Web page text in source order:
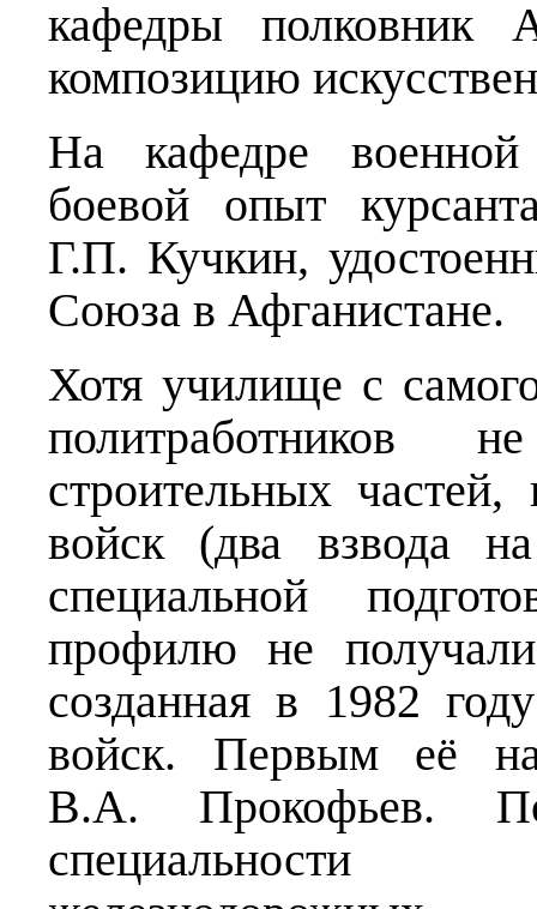
кафедры полковник
композицию
На кафедре военной
боевой опыт
Г.П. Кучкин,
Союза в Афганистане.
Хотя училище с
политработников
строительных
войск (два взвода
специальной
профилю не
созданная в 1982
войск. Первым её
В.А. Прокофьев.
специальности